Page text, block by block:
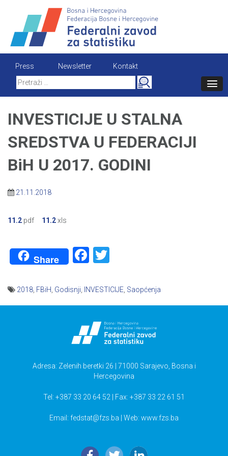
content
Press Newsletter
Kontakt
Search
for:
INVESTICIJE U STALNA
SREDSTVA U FEDERACIJI
BiH U 2017. GODINI
21.11.2018
11.2 pdf 11.2xls
Share Facebook
2018 FBiH Godisnji INVESTICIJE Saopćenja
Adresa: Zelenih beretki 26 | 71000 Sarajevo, Bosna i
Hercegovina
Tel: +387 33 20 64 52 | Fax: +387 33 22 61 51
Email: fedstat@fzs.ba | Web: www.fzs.ba